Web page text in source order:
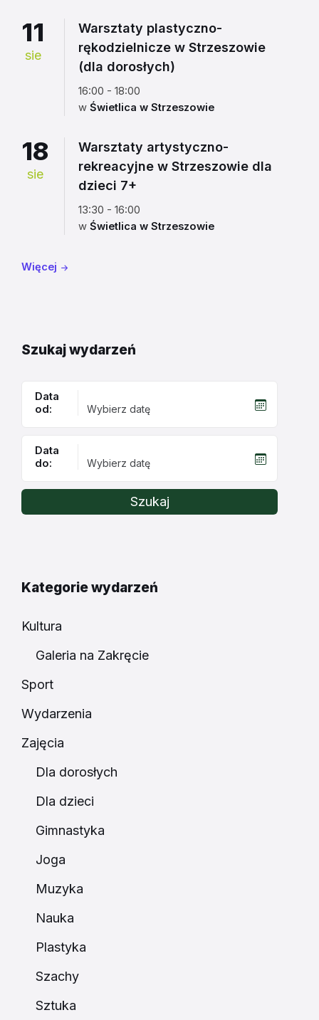
11
sie
Warsztaty plastyczno-
rękodzielnicze w Strzeszowie
(dla dorosłych)
16:00 - 18:00
w Świetlica w Strzeszowie
18
sie
Warsztaty artystyczno-
rekreacyjne w Strzeszowie dla
dzieci 7+
13:30 - 16:00
w Świetlica w Strzeszowie
Więcej
Szukaj wydarzeń
Data
od:
Data
do:
Szukaj
Kategorie wydarzeń
Kultura
Galeria na Zakręcie
Sport
Wydarzenia
Zajęcia
Dla dorosłych
Dla dzieci
Gimnastyka
Joga
Muzyka
Nauka
Plastyka
Szachy
Sztuka